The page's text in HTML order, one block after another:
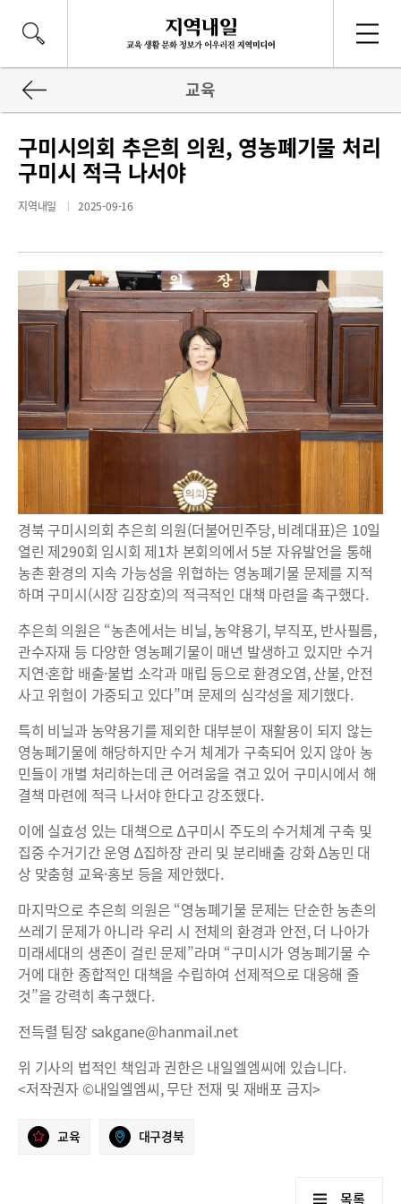
교육
구미시의회 추은희 의원, 영농폐기물 처리
구미시 적극 나서야
지역내일 2025-09-16
경북 구미시의회 추은희 의원(더불어민주당, 비례대표)은 10일
열린 제290회 임시회 제1차 본회의에서 5분 자유발언을 통해
농촌 환경의 지속 가능성을 위협하는 영농폐기물 문제를 지적
하며 구미시(시장 김장호)의 적극적인 대책 마련을 촉구했다.
추은희 의원은 “농촌에서는 비닐, 농약용기, 부직포, 반사필름,
관수자재 등 다양한 영농폐기물이 매년 발생하고 있지만 수거
지연·혼합 배출·불법 소각과 매립 등으로 환경오염, 산불, 안전
사고 위험이 가중되고 있다”며 문제의 심각성을 제기했다.
특히 비닐과 농약용기를 제외한 대부분이 재활용이 되지 않는
영농폐기물에 해당하지만 수거 체계가 구축되어 있지 않아 농
민들이 개별 처리하는데 큰 어려움을 겪고 있어 구미시에서 해
결책 마련에 적극 나서야 한다고 강조했다.
이에 실효성 있는 대책으로 ∆구미시 주도의 수거체계 구축 및
집중 수거기간 운영 ∆집하장 관리 및 분리배출 강화 ∆농민 대
상 맞춤형 교육·홍보 등을 제안했다.
마지막으로 추은희 의원은 “영농폐기물 문제는 단순한 농촌의
쓰레기 문제가 아니라 우리 시 전체의 환경과 안전, 더 나아가
미래세대의 생존이 걸린 문제”라며 “구미시가 영농폐기물 수
거에 대한 종합적인 대책을 수립하여 선제적으로 대응해 줄
것”을 강력히 촉구했다.
전득렬 팀장 sakgane@hanmail.net
위 기사의 법적인 책임과 권한은 내일엘엠씨에 있습니다.
<저작권자 ©내일엘엠씨, 무단 전재 및 재배포 금지>
교육 대구경북
목록